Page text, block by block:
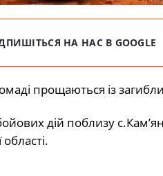
НА НАС В GOOGLE
прощаються із
дій поблизу